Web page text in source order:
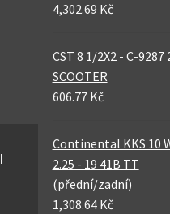
4,302.69 Kč
CST 8 1/2X2 - C-9287
SCOOTER
606.77 Kč
Continental KKS 10
2.25 - 19 41B TT
(přední/zadní)
1,308.64 Kč